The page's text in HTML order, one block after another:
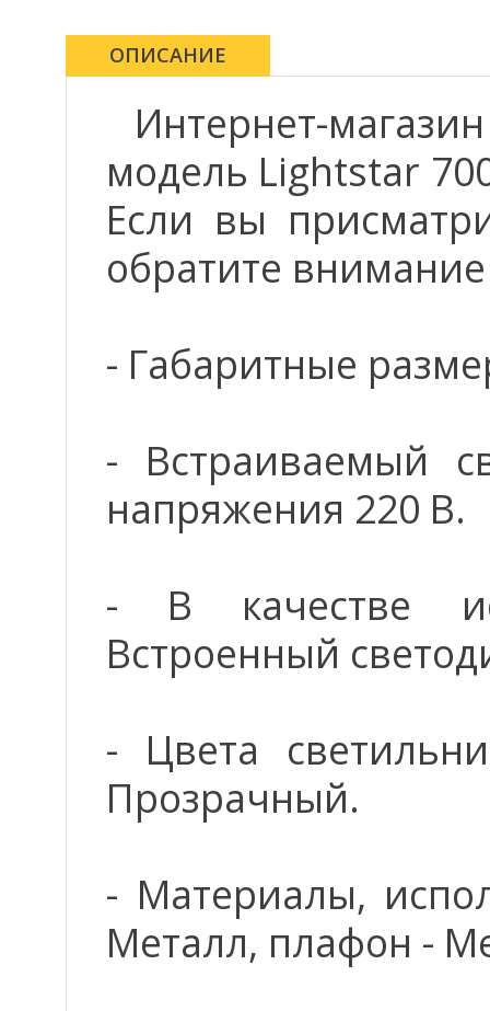
ОПИСАНИЕ
Интернет-
модель Lightstar
Если вы
обратите
- Габаритные
- Встраиваемый
напряжения 220 В.
- В качестве
Встроенный
- Цвета
Прозрачный.
- Материалы,
Металл, плафон -